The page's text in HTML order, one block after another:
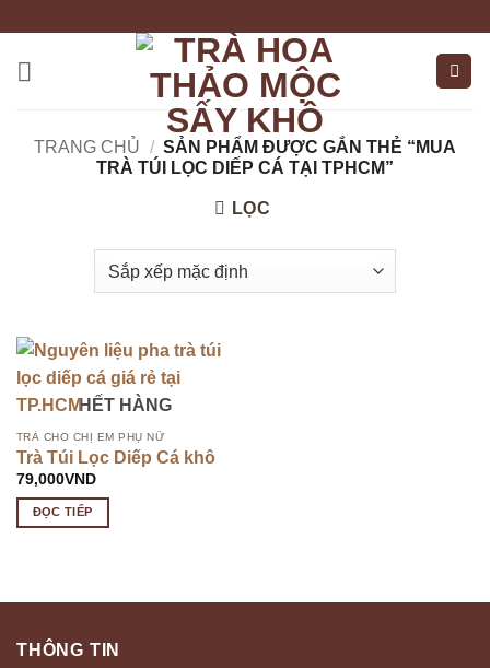
nội
TRANG CHỦ / SẢN PHẨM ĐƯỢC GẮN THẺ “MUA
TRÀ TÚI LỌC DIẾP CÁ TẠI TPHCM”
LỌC
HẾT HÀNG
TRÀ CHO CHỊ EM PHỤ NỮ
Trà Túi Lọc Diếp Cá khô
79,000VND
ĐỌC TIẾP
THÔNG TIN